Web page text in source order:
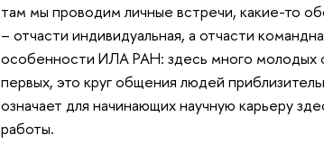
там мы проводим личные встречи, какие-то
– отчасти индивидуальная, а отчасти
особенности ИЛА РАН: здесь много молодых
первых, это круг общения людей
означает для начинающих научную карьеру
работы.